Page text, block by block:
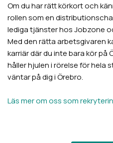
Om du har rätt körkort och
rollen som en
lediga tjänster hos Jobzone
Med den rätta arbetsgivaren
karriär där du inte bara kör på
håller hjulen i rörelse för hela
väntar på dig iÖrebro.
Läs mer om oss som